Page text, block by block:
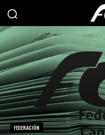
FEDERACIÓN